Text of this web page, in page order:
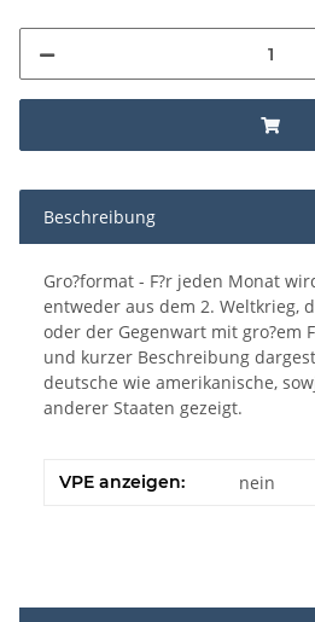
Beschreibung
Gro?format - F?r jeden Monat
entweder aus dem 2. Weltkrieg,
oder der Gegenwart mit gro?em
und kurzer Beschreibung
deutsche wie amerikanische,
anderer Staaten gezeigt.
VPE anzeigen: nein